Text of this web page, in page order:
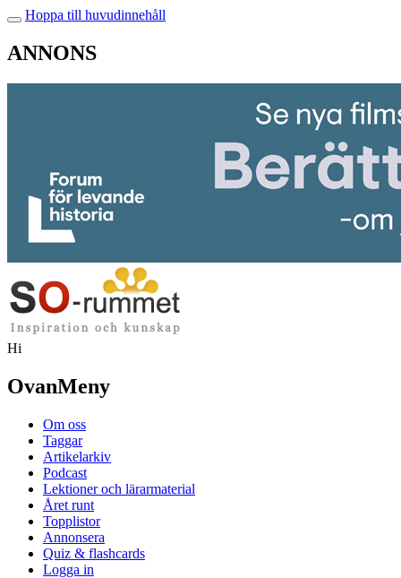
Hoppa till huvudinnehåll
ANNONS
Hi
OvanMeny
Om oss
Taggar
Artikelarkiv
Podcast
Lektioner och lärarmaterial
Året runt
Topplistor
Annonsera
Quiz & flashcards
Logga in